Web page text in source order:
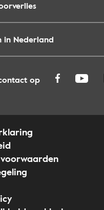
in Nederland
op